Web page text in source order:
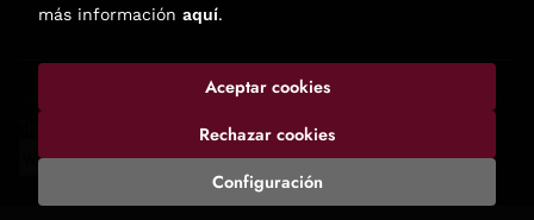
. Todos los Derechos Reservados |
más información aquí.
Configuración
Rechazar cookies
Aceptar cookies